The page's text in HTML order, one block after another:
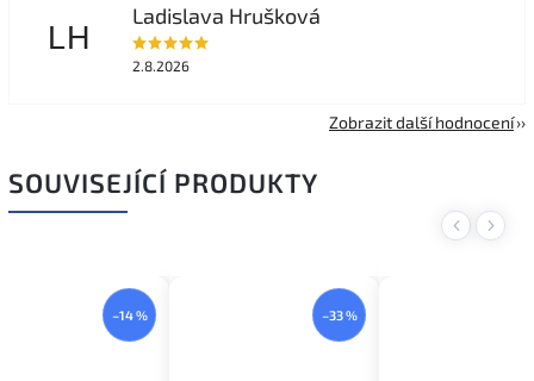
LH
Ladislava Hrušková
2.8.2026
Zobrazit další hodnocení
SOUVISEJÍCÍ PRODUKTY
Previous
–14 % –33 %
Next